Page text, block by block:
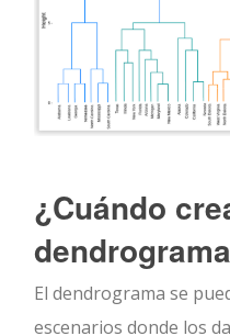
¿Cuándo
El dendrograma se
escenarios donde los